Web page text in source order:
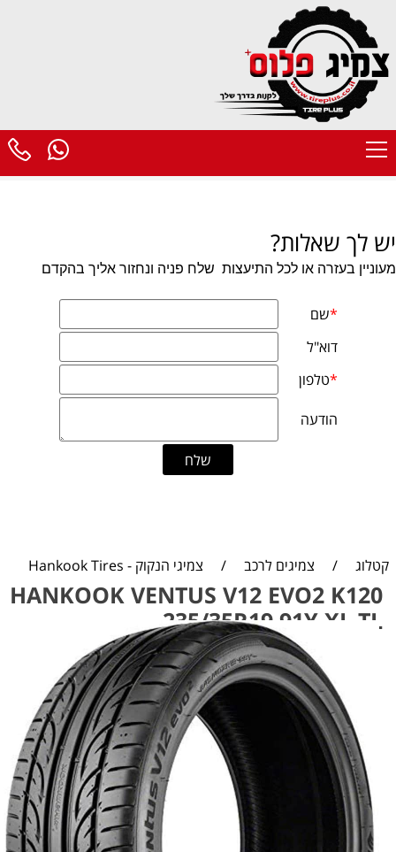
יש לך שאלות?
מעוניין בעזרה או לכל התיעצות שלח פניה ונחזור אליך בהקדם
קטלוג / צמיגים לרכב / צמיגי הנקוק - Hankook Tires
HANKOOK VENTUS V12 EVO2 K120
235/35R19 91Y XL TL